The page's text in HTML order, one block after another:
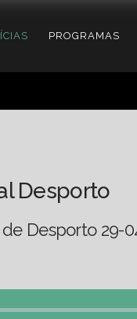
PROGRAMAS
Desporto
Desporto 29-